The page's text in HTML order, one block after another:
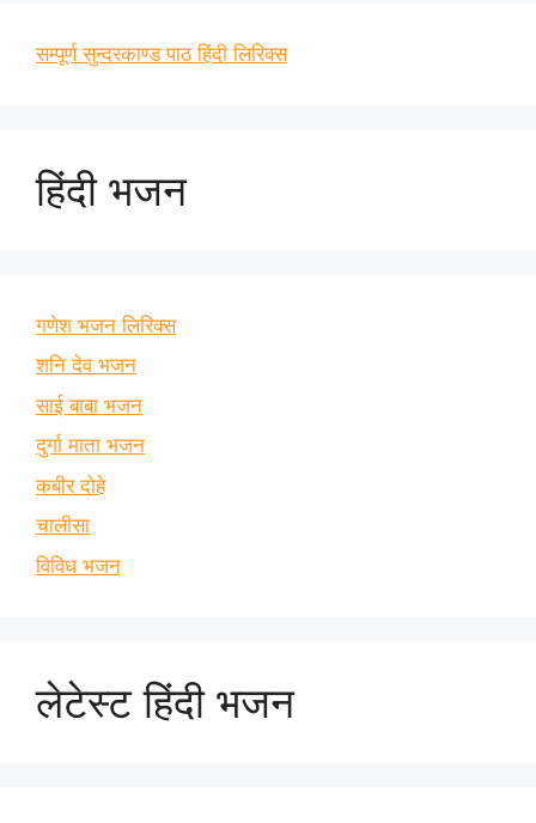
सम्पूर्ण सुन्दरकाण्ड पाठ हिंदी लिरिक्स
हिंदी भजन
गणेश भजन लिरिक्स
शनि देव भजन
साई बाबा भजन
दुर्गा माता भजन
कबीर दोहे
चालीसा
विविध भजन
लेटेस्ट हिंदी भजन